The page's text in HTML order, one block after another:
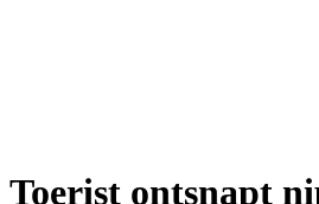
Toerist ontsnapt